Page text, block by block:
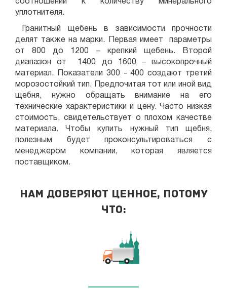
соотношении к количеству минерального
уплотнителя.
Гранитный щебень в зависимости прочности
делят также на марки. Первая имеет параметры
от 800 до 1200 – крепкий щебень. Второй
диапазон от 1400 до 1600 – высокопрочный
материал. Показатели 300 - 400 создают третий
морозостойкий тип. Предпочитая тот или иной вид
щебня, нужно обращать внимание на его
технические характеристики и цену. Часто низкая
стоимость, свидетельствует о плохом качестве
материала. Чтобы купить нужный тип щебня,
полезным будет проконсультироваться с
менеджером компании, которая является
поставщиком.
Нам доверяют ценное, потому
что: